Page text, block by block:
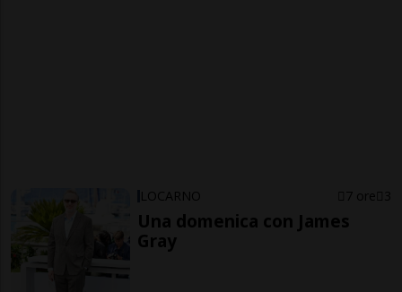
LOCARNO 7 ore 3
Una domenica con James
Gray